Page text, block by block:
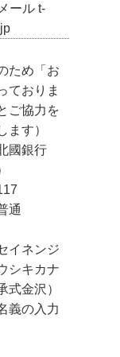
ール t-
ため「お
ておりま
ご協力を
ます）
銀行
通
ネンジ
シキカナ
式金沢）
義の入力